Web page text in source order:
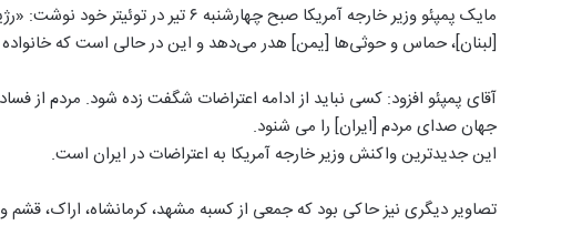
مايک پمپئو وزیر خارجه آمریکا صبح
[لبنان]، حماس و حوثی‌ها [یمن] هدر می‌دهد و این در حالی است که
آقای پمپئو افزود: کسی نباید از ادامه اعتراضات شگفت زده شود. مردم از
جهان صدای مردم [ایران] را می شنود.
این جدیدترین واکنش وزیر خارجه آمریکا به اعتراضات در ایران است.
تصاویر دیگری نیز حاکی بود که جمعی از کسبه مشهد، کرمانشاه، اراک، قشم